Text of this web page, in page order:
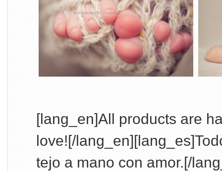
[lang_en]All products are
love![/
tejo a mano con amor.[/